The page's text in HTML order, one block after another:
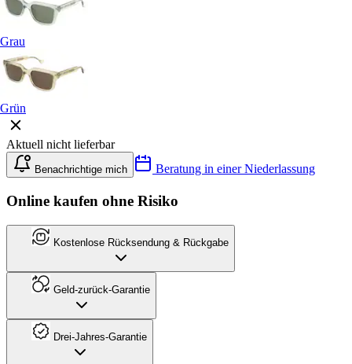
Grau
Grün
Aktuell nicht lieferbar
Benachrichtige mich Beratung in einer Niederlassung
Online kaufen ohne Risiko
Kostenlose Rücksendung & Rückgabe
Geld-zurück-Garantie
Drei-Jahres-Garantie